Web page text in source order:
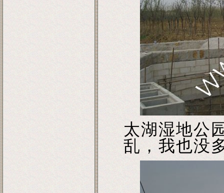
太湖湿地公
乱，我也没